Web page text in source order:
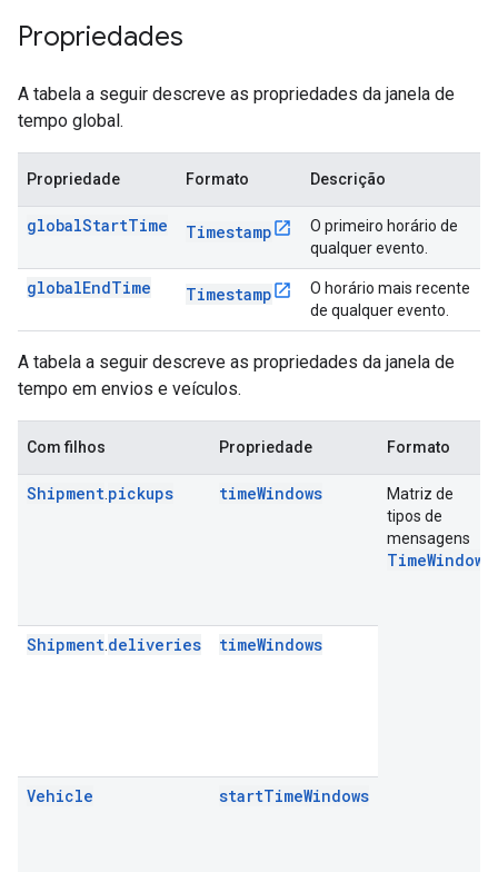
Propriedades
A tabela a seguir descreve as propriedades da janela de
tempo global.
Propriedade Formato Descrição
globalStartTime Timestamp
O primeiro horário de
qualquer evento.
globalEndTime Timestamp
O horário mais recente
de qualquer evento.
A tabela a seguir descreve as propriedades da janela de
tempo em envios e veículos.
Com filhos Propriedade Formato
Shipment pickups timeWindows
Matriz de
tipos de
mensagens
TimeWindow
Shipment deliveries timeWindows
Vehicle startTimeWindows